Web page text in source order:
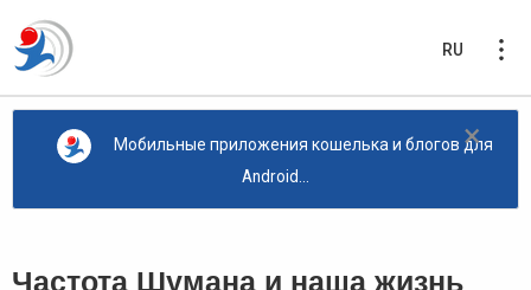
RU
×
Мобильные приложения кошелька и блогов для
Android...
Частота Шумана и наша жизнь